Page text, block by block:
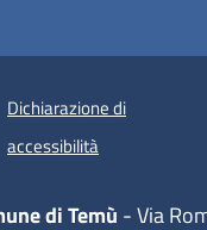
Dichiarazione di
accessibilità (apre in
di Temù - Via